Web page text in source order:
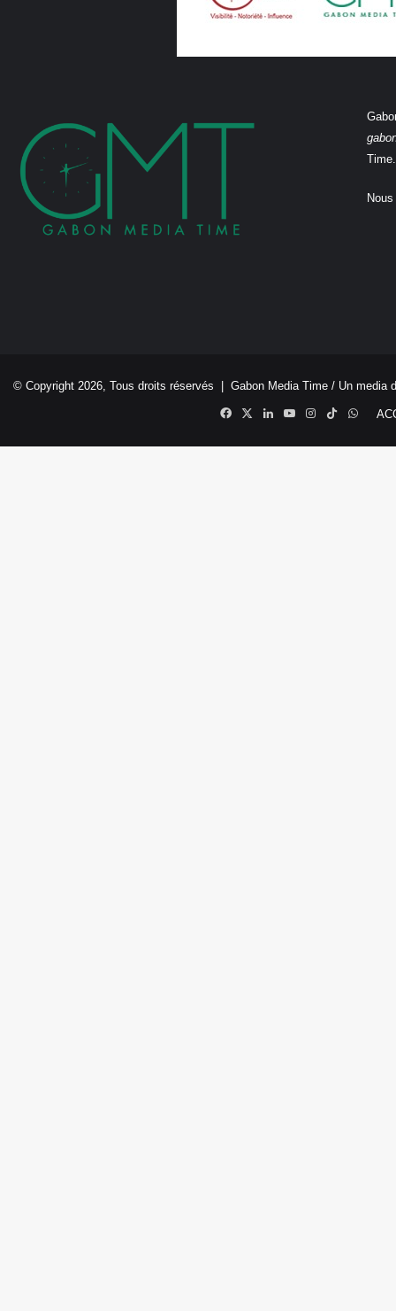
Time.
© Copyright 2026, Tous droits réservés | Gabon Media Time / Un media
Facebook
X LinkedinYouTubeInstagram
TikTok